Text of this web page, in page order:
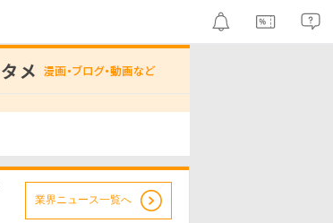
業界ニュース一覧へ